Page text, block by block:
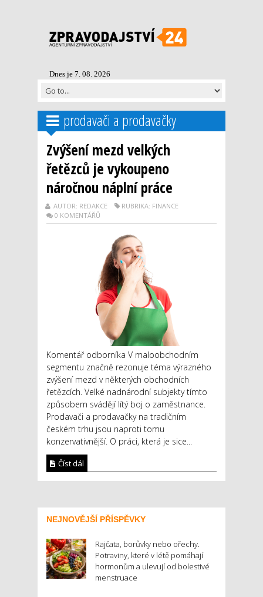
Dnes je 7. 08. 2026
prodavači a prodavačky
Zvýšení mezd velkých
řetězců je vykoupeno
náročnou náplní práce
AUTOR: REDAKCE
RUBRIKA: FINANCE
0 KOMENTÁŘŮ
Komentář odborníka V maloobchodním
segmentu značně rezonuje téma výrazného
zvýšení mezd v některých obchodních
řetězcích. Velké nadnárodní subjekty tímto
způsobem svádějí lítý boj o zaměstnance.
Prodavači a prodavačky na tradičním
českém trhu jsou naproti tomu
konzervativnější. O práci, která je sice...
Číst dál
NEJNOVĚJŠÍ PŘÍSPĚVKY
Rajčata, borůvky nebo ořechy.
Potraviny, které v létě pomáhají
hormonům a ulevují od bolestivé
menstruace